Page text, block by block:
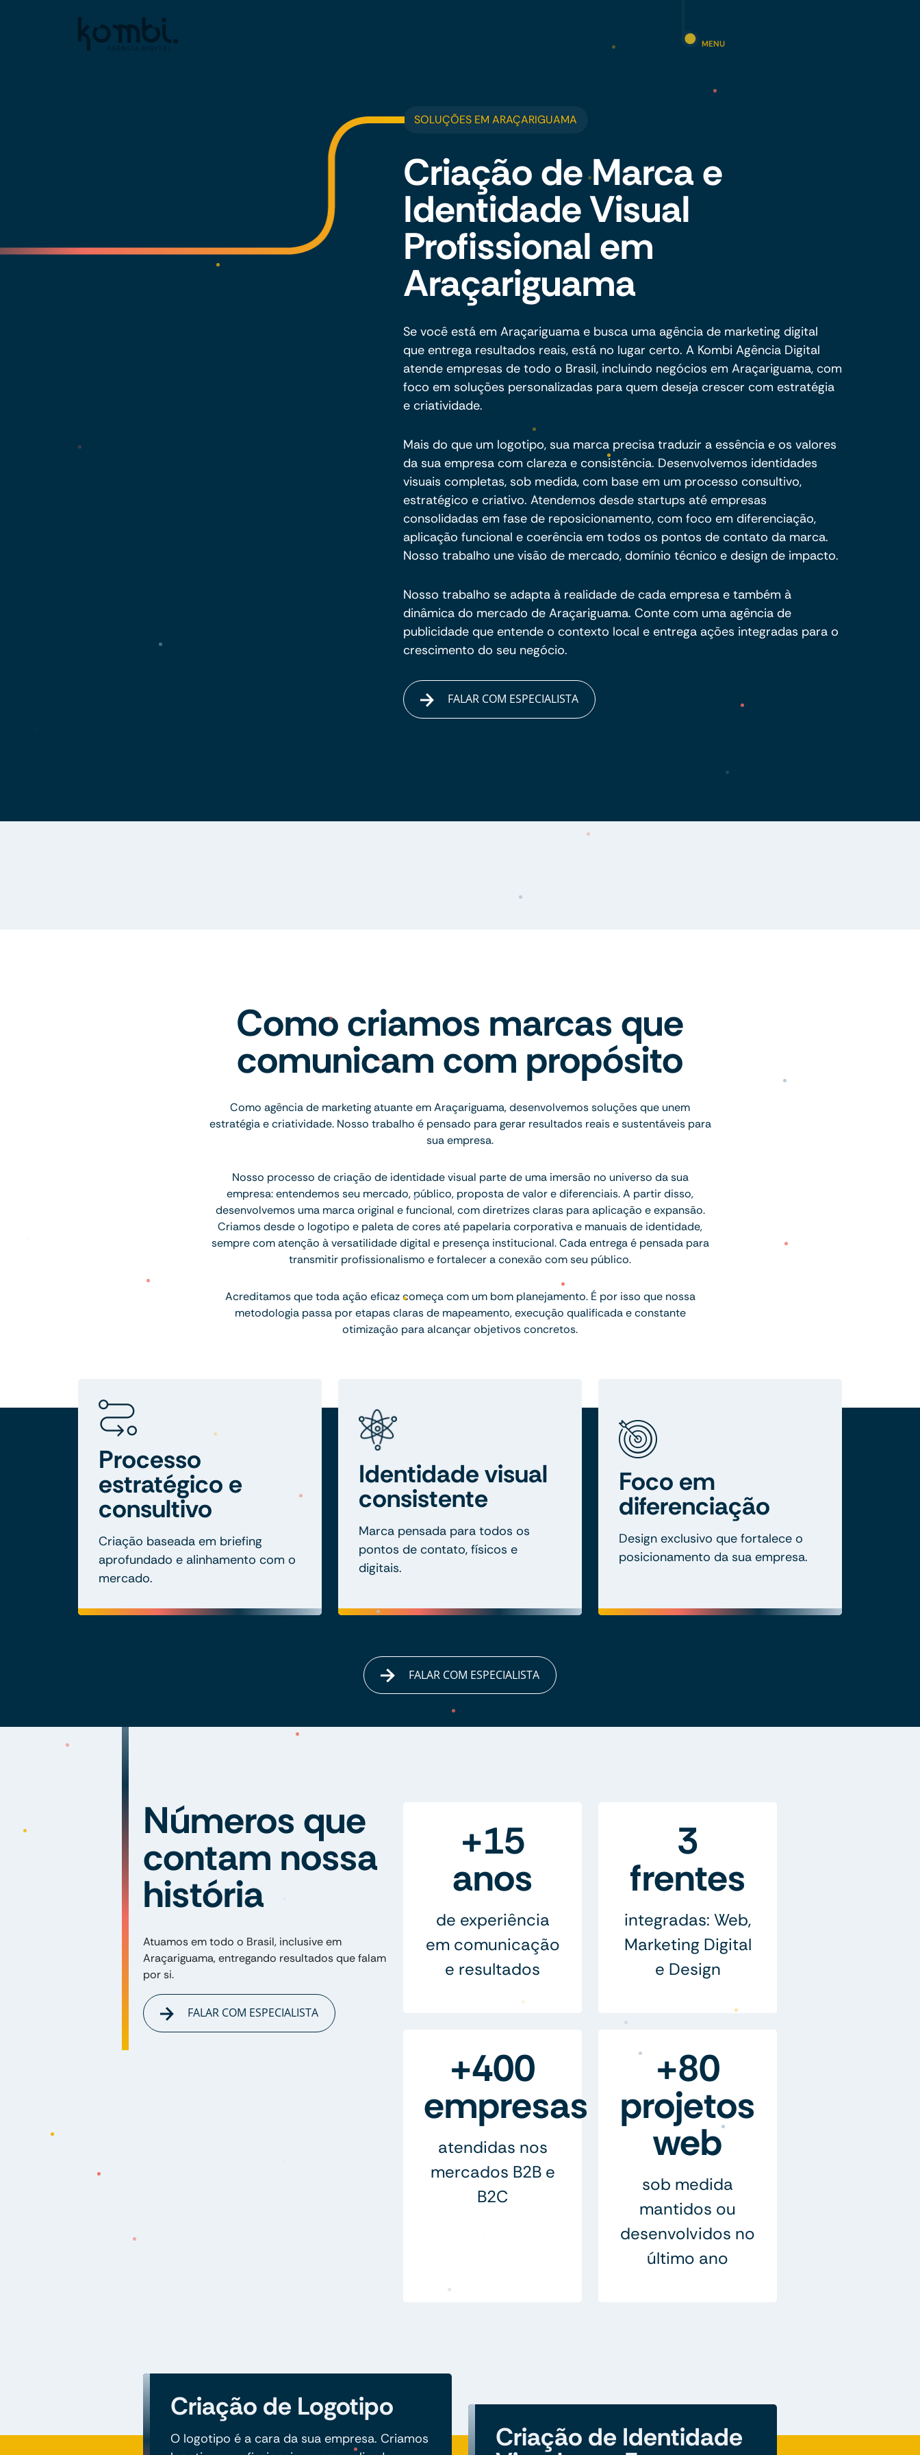
MENU
SOLUÇÕES EM ARAÇARIGUAMA
Criação de Marca e
Identidade Visual
Profissional em
Araçariguama
Se você está em Araçariguama e busca uma agência de marketing digital
que entrega resultados reais, está no lugar certo. A Kombi Agência Digital
atende empresas de todo o Brasil, incluindo negócios em Araçariguama, com
foco em soluções personalizadas para quem deseja crescer com estratégia
e criatividade.
Mais do que um logotipo, sua marca precisa traduzir a essência e os valores
da sua empresa com clareza e consistência. Desenvolvemos identidades
visuais completas, sob medida, com base em um processo consultivo,
estratégico e criativo. Atendemos desde startups até empresas
consolidadas em fase de reposicionamento, com foco em diferenciação,
aplicação funcional e coerência em todos os pontos de contato da marca.
Nosso trabalho une visão de mercado, domínio técnico e design de impacto.
Nosso trabalho se adapta à realidade de cada empresa e também à
dinâmica do mercado de Araçariguama. Conte com uma agência de
publicidade que entende o contexto local e entrega ações integradas para o
crescimento do seu negócio.
FALAR COM ESPECIALISTA
Como criamos marcas que
comunicam com propósito
Como agência de marketing atuante em Araçariguama, desenvolvemos soluções que unem
estratégia e criatividade. Nosso trabalho é pensado para gerar resultados reais e sustentáveis para
sua empresa.
Nosso processo de criação de identidade visual parte de uma imersão no universo da sua
empresa: entendemos seu mercado, público, proposta de valor e diferenciais. A partir disso,
desenvolvemos uma marca original e funcional, com diretrizes claras para aplicação e expansão.
Criamos desde o logotipo e paleta de cores até papelaria corporativa e manuais de identidade,
sempre com atenção à versatilidade digital e presença institucional. Cada entrega é pensada para
transmitir profissionalismo e fortalecer a conexão com seu público.
Acreditamos que toda ação eficaz começa com um bom planejamento. É por isso que nossa
metodologia passa por etapas claras de mapeamento, execução qualificada e constante
otimização para alcançar objetivos concretos.
Processo
estratégico e
consultivo
Criação baseada em briefing
aprofundado e alinhamento com o
mercado.
Identidade visual
consistente
Marca pensada para todos os
pontos de contato, físicos e
digitais.
Foco em
diferenciação
Design exclusivo que fortalece o
posicionamento da sua empresa.
FALAR COM ESPECIALISTA
Números que
contam nossa
história
Atuamos em todo o Brasil, inclusive em
Araçariguama, entregando resultados que falam
por si.
FALAR COM ESPECIALISTA
+15
anos
de experiência
em comunicação
e resultados
3
frentes
integradas: Web,
Marketing Digital
e Design
+400
empresas
atendidas nos
mercados B2B e
B2C
+80
projetos
web
sob medida
mantidos ou
desenvolvidos no
último ano
Criação de Logotipo
O logotipo é a cara da sua empresa. Criamos
Criação de Identidade